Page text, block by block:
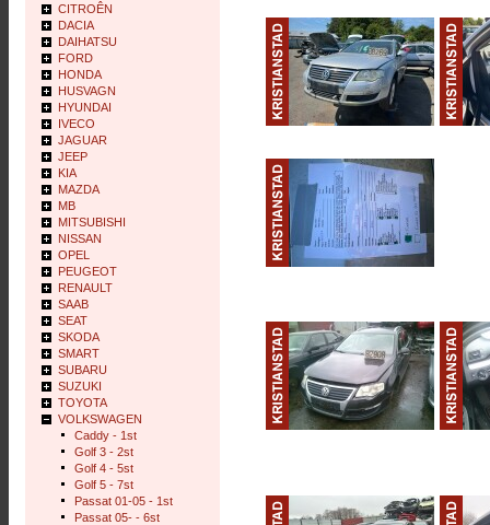
CITROÊN
DACIA
DAIHATSU
FORD
HONDA
HUSVAGN
HYUNDAI
IVECO
JAGUAR
JEEP
KIA
MAZDA
MB
MITSUBISHI
NISSAN
OPEL
PEUGEOT
RENAULT
SAAB
SEAT
SKODA
SMART
SUBARU
SUZUKI
TOYOTA
VOLKSWAGEN
Caddy - 1st
Golf 3 - 2st
Golf 4 - 5st
Golf 5 - 7st
Passat 01-05 - 1st
Passat 05- - 6st